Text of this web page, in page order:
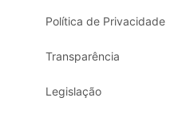
Política de Privacidade
Transparência
Legislação